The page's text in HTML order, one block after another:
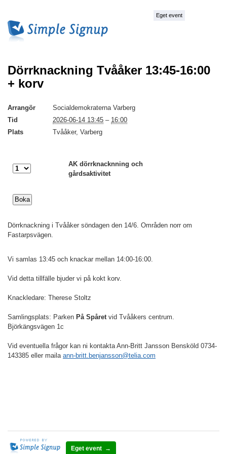
Eget event
Dörrknackning Tvååker 13:45-16:00
+ korv
Arrangör
Socialdemokraterna Varberg
Tid
2026-06-14 13:45 – 16:00
Plats
Tvååker, Varberg
AK dörrknacknning och
gårdsaktivitet
Dörrknackning i Tvååker söndagen den 14/6. Områden norr om
Fastarpsvägen.
Vi samlas 13:45 och knackar mellan 14:00-16:00.
Vid detta tillfälle bjuder vi på kokt korv.
Knackledare: Therese Stoltz
Samlingsplats: Parken På Spåretvid Tvååkers centrum.
Björkängsvägen 1c
Vid eventuella frågor kan ni kontakta Ann-Britt Jansson Bensköld 0734-
143385 eller maila ann-britt.benjansson@telia.com
Eget event →